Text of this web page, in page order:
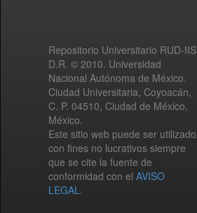
Repositorio Universitario RUD-IIS
D.R. © 2010. Universidad
Nacional Autónoma de México.
Ciudad Universitaria, Coyoacán,
C. P. 04510, Ciudad de México,
México.
Este sitio web puede ser utilizado
con fines no lucrativos siempre
que se cite la fuente de
conformidad con el AVISO
LEGAL.